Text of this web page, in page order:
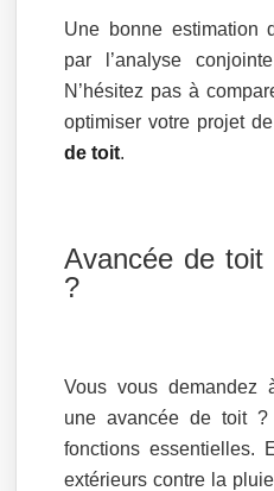
Une bonne estimation
par l’analyse
N’hésitez pas à
optimiser votre projet de
de toit.
Avancée de
?
Vous vous demandez
une avancée de toit
fonctions essentielles.
extérieurs contre la